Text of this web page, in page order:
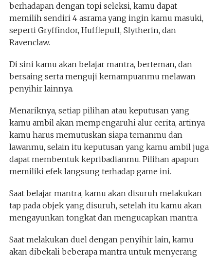
berhadapan dengan topi seleksi, kamu dapat
memilih sendiri 4 asrama yang ingin kamu masuki,
seperti Gryffindor, Hufflepuff, Slytherin, dan
Ravenclaw.
Di sini kamu akan belajar mantra, berteman, dan
bersaing serta menguji kemampuanmu melawan
penyihir lainnya.
Menariknya, setiap pilihan atau keputusan yang
kamu ambil akan mempengaruhi alur cerita, artinya
kamu harus memutuskan siapa temanmu dan
lawanmu, selain itu keputusan yang kamu ambil juga
dapat membentuk kepribadianmu. Pilihan apapun
memiliki efek langsung terhadap game ini.
Saat belajar mantra, kamu akan disuruh melakukan
tap pada objek yang disuruh, setelah itu kamu akan
mengayunkan tongkat dan mengucapkan mantra.
Saat melakukan duel dengan penyihir lain, kamu
akan dibekali beberapa mantra untuk menyerang